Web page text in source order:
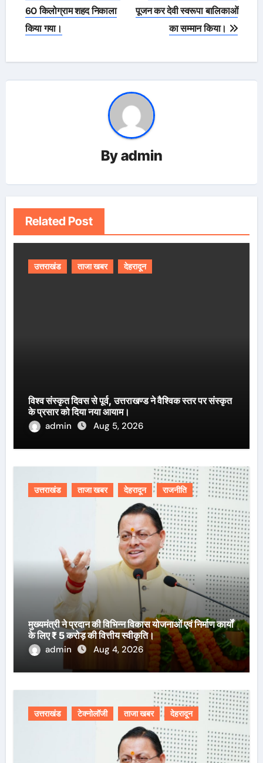
60 किलोग्राम शहद निकाला
किया गया।
पूजन कर देवी स्वरूपा बालिकाओं
का सम्मान किया।
Byadmin
Related Post
उत्तराखंड ताजा खबर देहरादून
विश्व संस्कृत दिवस से पूर्व, उत्तराखण्ड ने वैश्विक स्तर पर संस्कृत
के प्रसार को दिया नया आयाम।
admin
Aug 5, 2026
उत्तराखंड ताजा खबर देहरादून राजनीति
मुख्यमंत्री ने प्रदान की विभिन्न विकास योजनाओं एवं निर्माण कार्यों
के लिए ₹ 5 करोड़ की वित्तीय स्वीकृति।
admin
Aug 4, 2026
उत्तराखंड टेक्नोलॉजी ताजा खबर देहरादून